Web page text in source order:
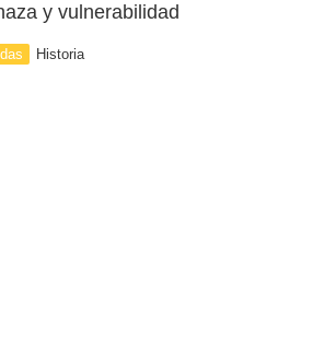
y vulnerabilidad
Historia